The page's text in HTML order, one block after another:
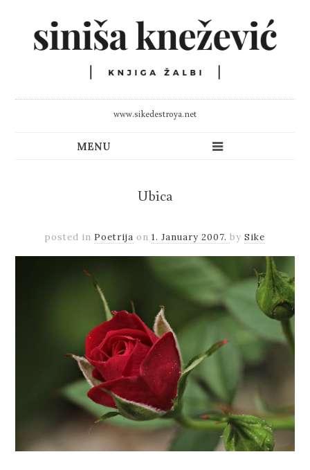
www.sikedestroya.net
Ubica
posted in Poetrija on 1. January 2007. by Sike